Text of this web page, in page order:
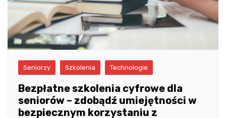
Seniorzy Szkolenia Technologie
Bezpłatne szkolenia cyfrowe dla
seniorów – zdobądź umiejętności w
bezpiecznym korzystaniu z